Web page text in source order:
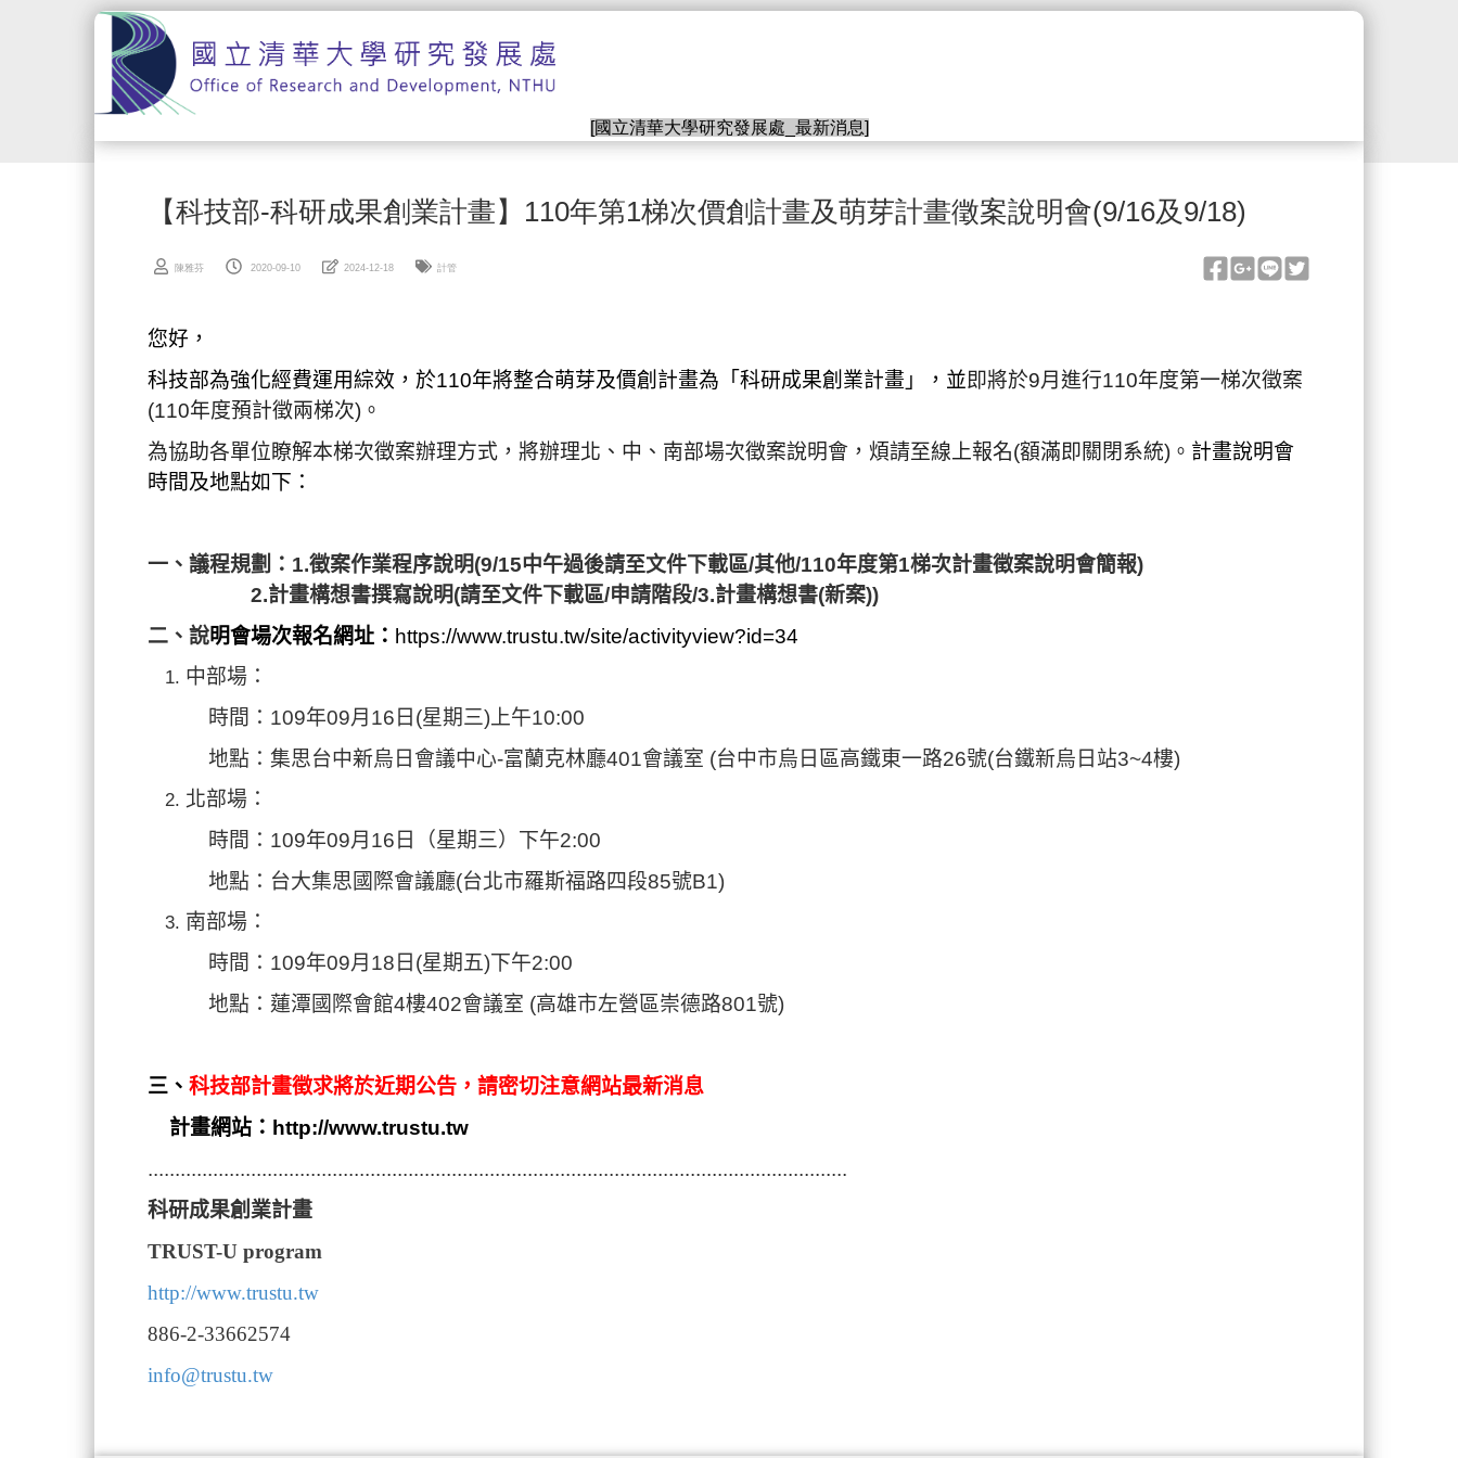
[國立清華大學研究發展處_最新消息]
【科技部-科研成果創業計畫】110年第1梯次價創計畫及萌芽計畫徵案說明會(9/16及9/18)
陳雅芬 2020-09-10 2024-12-18 計管
您好，
科技部為強化經費運用綜效，於110年將整合萌芽及價創計畫為「科研成果創業計畫」 ， 並即將於9月 進行110年度第一梯次徵案
(110年度預計徵兩梯次) 。
為協助各單位瞭解本梯次徵案辦理方式，將辦理北、中、南部場次徵案說明會，煩請至線上報名(額滿即關閉系統)。 計畫說明會
時間及地點如下：
一、 議程規劃：1.徵案作業程序說明(9/15中午過後請至文件下載區/其他/110年度第1梯次計畫徵案說明會簡報)
2.計畫構想書撰寫說明(請至文件下載區/申請階段/3.計畫構想書(新案))
二、說明會場次報名網址： https://www.trustu.tw/site/activityview?id=34
中部場：
時間：109年09月16 日 (星期三) 上午10:00
地點： 集思台中新烏 日會議中心-富蘭克林廳401會議室 (台中市烏日區高鐵東一路26號(台鐵新烏日站3~4樓)
北部場：
時間：109年09月16 日 （星期三）下午2:00
地點：台大集思國際會議廳(台北市羅斯福路四段85號B1)
南部場：
時間：109年09月18 日 (星期五)下午2:00
地點：蓮潭國際會館4樓402會議室 (高雄市左營區崇德路801號)
三、 科技部計畫徵求將於近期公告 ， 請密切注意網站最新消息
計畫網站： http://www.trustu.tw
.................................................................................................................................
科研成果創業計畫
TRUST-U program
http://www.trustu.tw
886-2-33662574
info@trustu.tw